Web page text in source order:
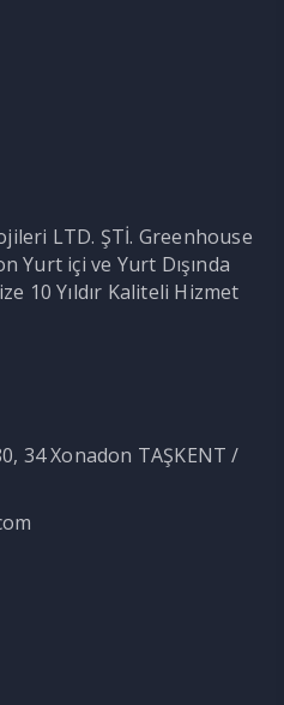
LTD. ŞTİ. Greenhouse
Yurt içi ve Yurt Dışında
10 Yıldır Kaliteli Hizmet
34 Xonadon TAŞKENT /